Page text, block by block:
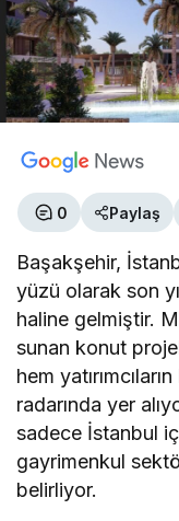
0 Paylaş
Başakşehir,
yüzü olarak son
haline gelmiştir.
sunan konut
hem
radarında yer
sadece İstanbul
gayrimenkul
belirliyor.